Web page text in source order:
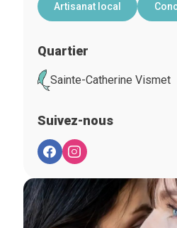
Artisanat local
Quartier
Sainte-Catherine Vismet
Suivez-nous